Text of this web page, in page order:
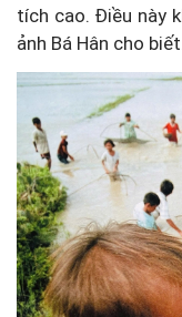
tích cao. Điều này
ảnh Bá Hân cho biết.